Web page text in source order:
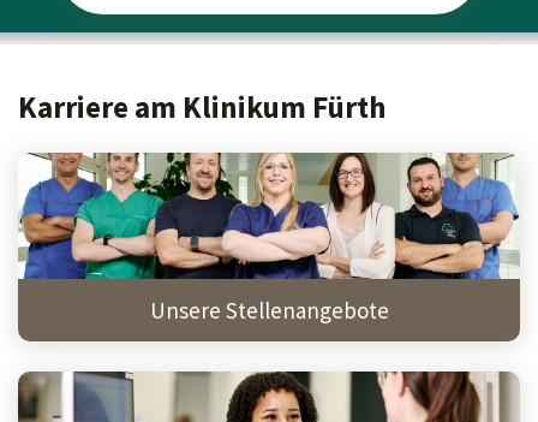
Karriere am Klinikum Fürth
Unsere Stellenangebote